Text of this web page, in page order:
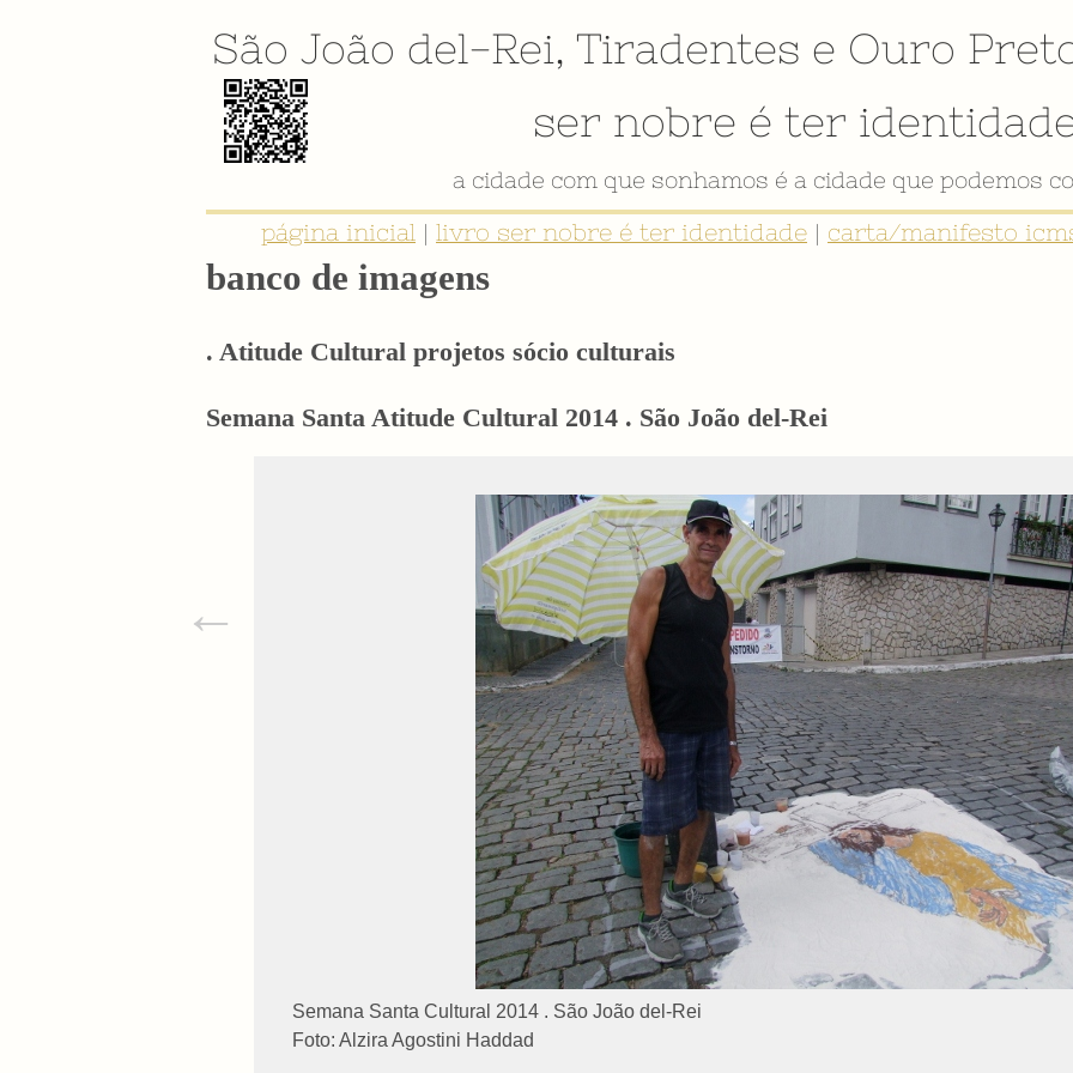
São João del-Rei, Tiradentes e Ouro
ser nobre é ter
VÍDEO INSTITUCIONAL
página inicial | livro ser nobre é ter identidade | carta/manifesto
banco de imagens
. Atitude Cultural projetos sócio culturais
Semana Santa Atitude Cultural 2014 . São João del-Rei
Semana Santa Cultural 2014 . São João del-Rei
Foto: Alzira Agostini Haddad
←